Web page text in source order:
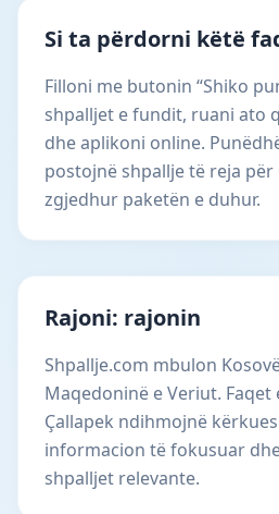
Si ta përdorni këtë
Filloni me butonin “Shiko
shpalljet e fundit, ruani ato
dhe aplikoni online.
postojnë shpallje të reja për
zgjedhur paketën e duhur.
Rajoni: rajonin
Shpallje.com mbulon
Maqedoninë e Veriut.
Çallapek ndihmojnë
informacion të fokusuar
shpalljet relevante.